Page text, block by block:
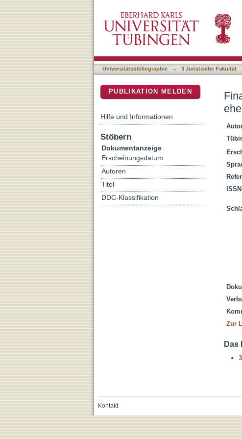
zahlen?
Universitätsbibliographie → 3 Juristische Fakultät
Zur
Das
PUBLIKATION MELDEN
Hilfe und Informationen
Stöbern
Dokumentanzeige
Erscheinungsdatum
Autoren
Titel
DDC-Klassifikation
Kontakt